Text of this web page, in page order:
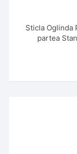
Sticla Oglinda
partea